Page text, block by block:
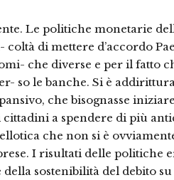
Le politiche monetarie
di mettere d’accordo
che diverse e per il fatto
so le banche. Si è
che bisognasse
cittadini a spendere di più
che non si è
I risultati delle politiche
sostenibilità del debito